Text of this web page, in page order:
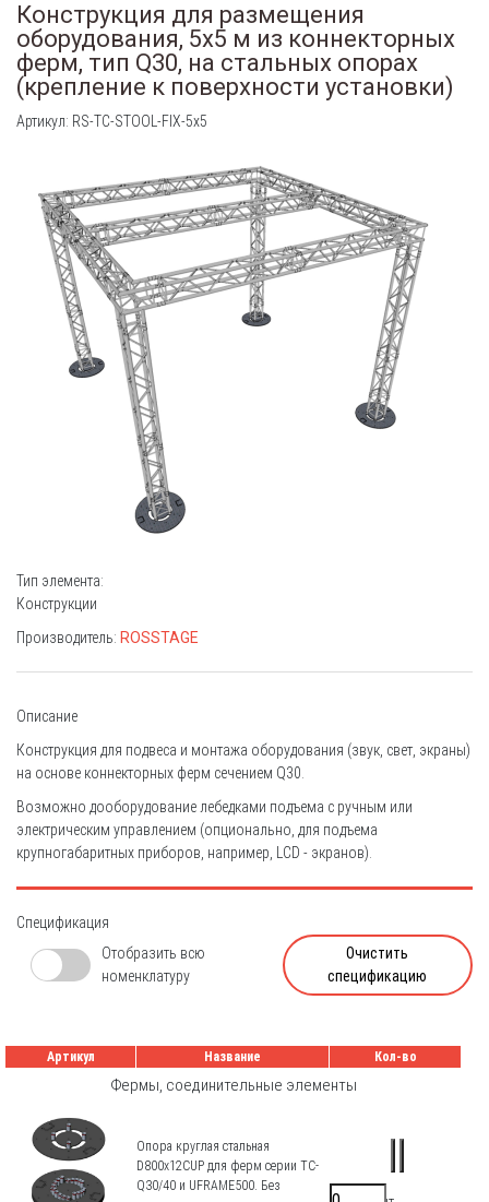
Конструкция для размещения
оборудования, 5х5 м из коннекторных
ферм, тип Q30, на стальных опорах
(крепление к поверхности установки)
Артикул: RS-TC-STOOL-FIX-5x5
Тип элемента:
Конструкции
Производитель: ROSSTAGE
Описание
Конструкция для подвеса и монтажа оборудования (звук, свет, экраны)
на основе коннекторных ферм сечением Q30.
Возможно дооборудование лебедками подъема с ручным или
электрическим управлением (опционально, для подъема
крупногабаритных приборов, например, LCD - экранов).
Спецификация
Отобразить всю
номенклатуру
Очистить
спецификацию
Артикул Название Кол-во
Фермы, соединительные элементы
Опора круглая стальная
D800x12CUP для ферм серии TC-
Q30/40 и UFRAME500. Без